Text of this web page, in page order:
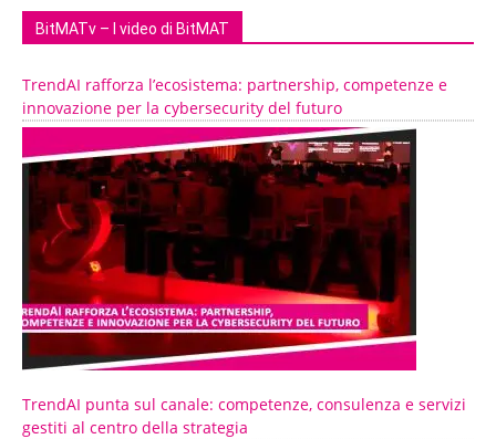
BitMATv – I video di BitMAT
TrendAI rafforza l’ecosistema: partnership, competenze e
innovazione per la cybersecurity del futuro
TrendAI punta sul canale: competenze, consulenza e servizi
gestiti al centro della strategia